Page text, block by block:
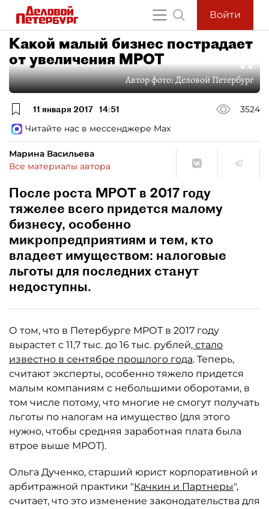
Войти
Какой малый бизнес пострадает
от увеличения МРОТ
Автор фото:Деловой Петербург
11 января 2017 14:51
3524
Читайте нас в мессенджере Max
Марина Васильева
Все материалы автора
После роста МРОТ в 2017 году
тяжелее всего придется малому
бизнесу, особенно
микропредприятиям и тем, кто
владеет имуществом: налоговые
льготы для последних станут
недоступны.
О том, что в Петербурге МРОТ в 2017 году
вырастет с 11,7 тыс. до 16 тыс. рублей, стало
известно в сентябре прошлого года. Теперь,
считают эксперты, особенно тяжело придется
малым компаниям с небольшими оборотами, в
том числе потому, что многие не смогут получать
льготы по налогам на имущество (для этого
нужно, чтобы средняя заработная плата была
втрое выше МРОТ).
Ольга Дученко, старший юрист корпоративной и
арбитражной практики "Качкин и Партнеры",
считает, что это изменение законодательства для